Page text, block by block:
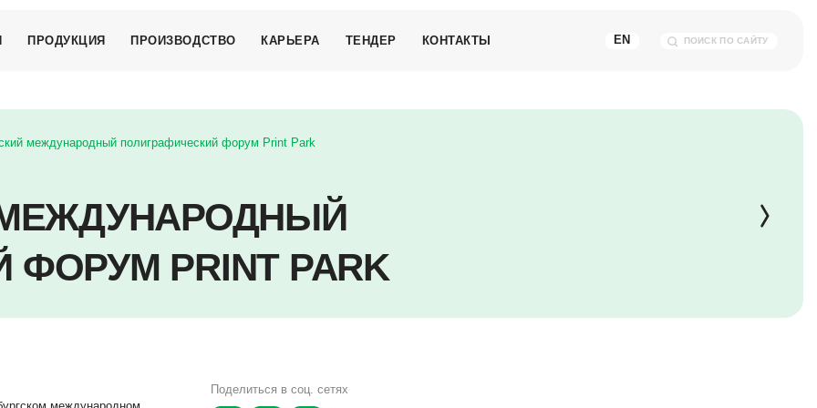
ПРОДУКЦИЯ
ЗАМОРОЖЕННАЯ
МОЛОЧНЫЕ ПРОДУКТЫ
ПРОМТОВАРЫ
ПРОИЗВОДСТВО КАРЬЕРА ТЕНДЕР КОНТАКТЫ EN
международный полиграфический форум Print Park
PRINT PARK
Поделиться в соц. сетях